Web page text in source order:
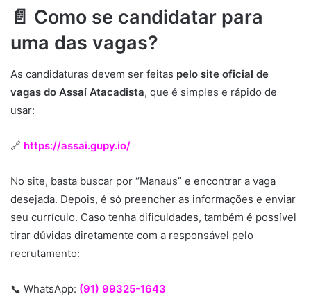
📄 Como se candidatar para
uma das vagas?
As candidaturas devem ser feitas pelo site oficial de
vagas do Assaí Atacadista, que é simples e rápido de
usar:
🔗 https://assai.gupy.io/
No site, basta buscar por “Manaus” e encontrar a vaga
desejada. Depois, é só preencher as informações e enviar
seu currículo. Caso tenha dificuldades, também é possível
tirar dúvidas diretamente com a responsável pelo
recrutamento:
📞 WhatsApp: (91) 99325-1643